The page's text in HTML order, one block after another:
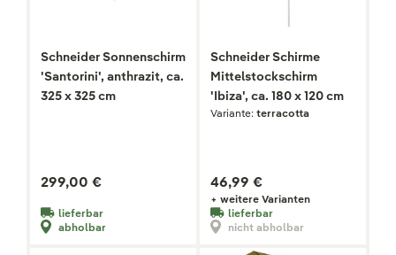
Schneider Sonnenschirm
'Santorini', anthrazit, ca.
325 x 325 cm
299,00 €
lieferbar
abholbar
Schneider Schirme
Mittelstockschirm
'Ibiza', ca. 180 x 120 cm
Variante: terracotta
46,99 €
+ weitere Varianten
lieferbar
nicht abholbar